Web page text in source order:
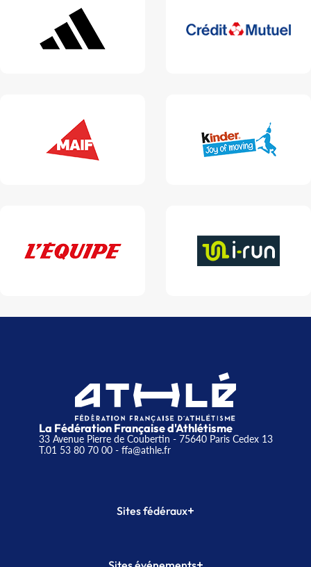
La Fédération Française d'Athlétisme
33 Avenue Pierre de Coubertin - 75640 Paris Cedex 13
T.01 53 80 70 00- ffa@athle.fr
Sites fédéraux+